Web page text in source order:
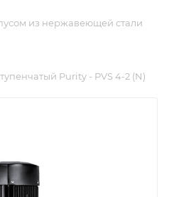
из нержавеющей стали
Purity - PVS 4-2 (N)